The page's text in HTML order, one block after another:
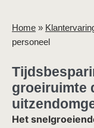
Home »
personeel
groeiruimte
Het